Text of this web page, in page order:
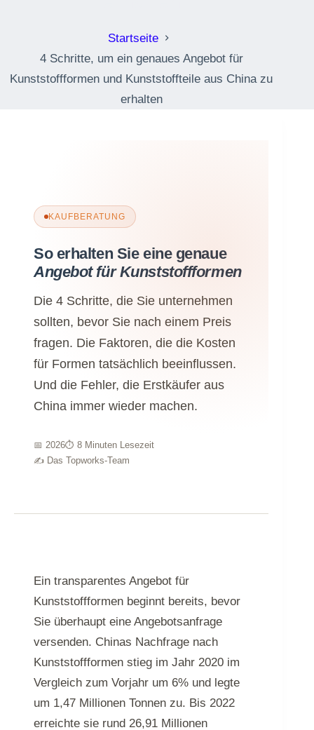
Startseite
4 Schritte, um ein genaues Angebot für
Kunststoffformen und Kunststoffteile aus China zu
erhalten
KAUFBERATUNG
So erhalten Sie eine genaue
Angebot für Kunststoffformen
Die 4 Schritte, die Sie unternehmen
sollten, bevor Sie nach einem Preis
fragen. Die Faktoren, die die Kosten
für Formen tatsächlich beeinflussen.
Und die Fehler, die Erstkäufer aus
China immer wieder machen.
📅 2026⏱ 8 Minuten Lesezeit
✍ Das Topworks-Team
Ein transparentes Angebot für
Kunststoffformen beginnt bereits, bevor
Sie überhaupt eine Angebotsanfrage
versenden. Chinas Nachfrage nach
Kunststoffformen stieg im Jahr 2020 im
Vergleich zum Vorjahr um 6% und legte
um 1,47 Millionen Tonnen zu. Bis 2022
erreichte sie rund 26,91 Millionen